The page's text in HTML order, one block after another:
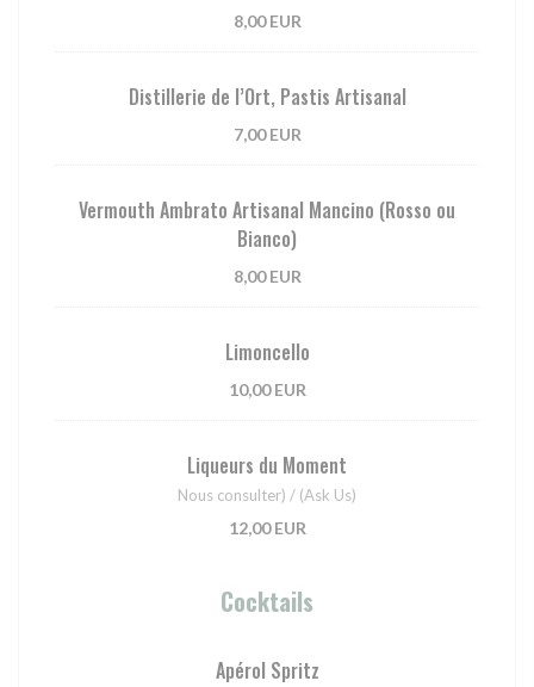
8,00 EUR
Distillerie de l’Ort, Pastis Artisanal
7,00 EUR
Vermouth Ambrato Artisanal Mancino (Rosso ou
Bianco)
8,00 EUR
Limoncello
10,00 EUR
Liqueurs du Moment
Nous consulter) / (Ask Us)
12,00 EUR
Cocktails
Apérol Spritz